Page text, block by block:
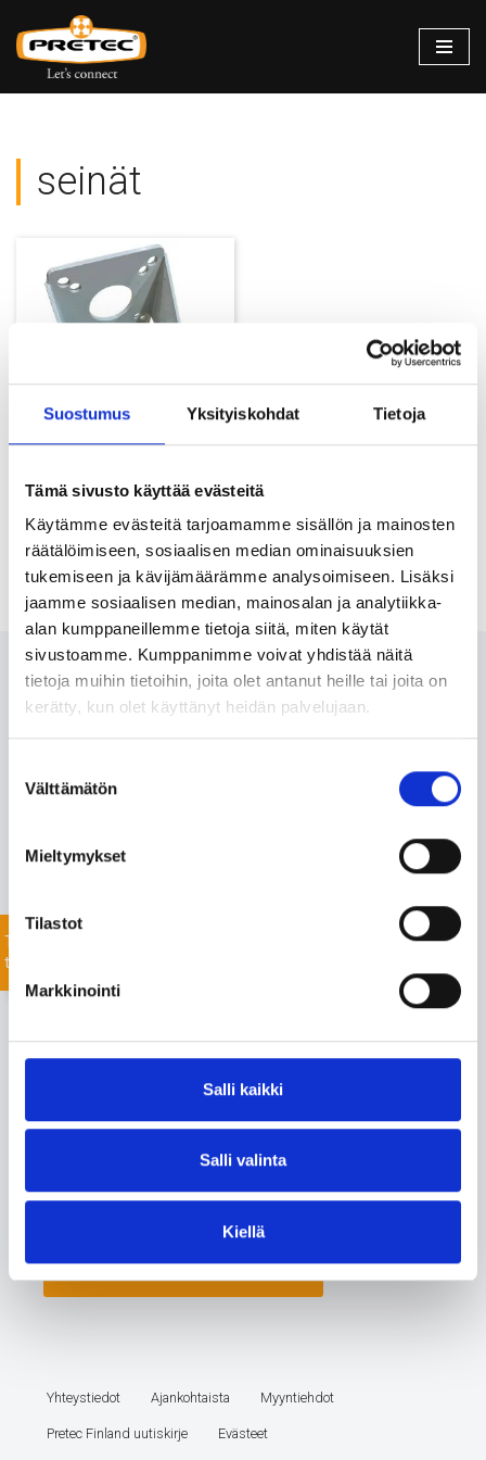
Suostumus Yksityiskohdat Tietoja
Tämä sivusto käyttää evästeitä
Käytämme evästeitä tarjoamamme sisällön ja mainosten
räätälöimiseen, sosiaalisen median ominaisuuksien
tukemiseen ja kävijämäärämme analysoimiseen. Lisäksi
jaamme sosiaalisen median, mainosalan ja analytiikka-
alan kumppaneillemme tietoja siitä, miten käytät
sivustoamme. Kumppanimme voivat yhdistää näitä
tietoja muihin tietoihin, joita olet antanut heille tai joita on
kerätty, kun olet käyttänyt heidän palvelujaan.
valinta
Välttämätön
Mieltymykset
Tilastot
Markkinointi
Salli kaikki
Salli valinta
Kiellä
Siirry
suoraan
seinät
Seinäkiinnike valaisinpylväälle
Ota meihin yhteyttä 24/7
projektiisi sopivat tuotteet nopealla toimitusajalla. Myös
listaamattomien tuotteiden toimitus onnistuu mittavan
Jätä yhteydenottopyyntö helposti tässä, niin
Tiedustele
tuotteista
Yhteystiedot Ajankohtaista Myyntiehdot
Pretec Finland uutiskirje Evästeet